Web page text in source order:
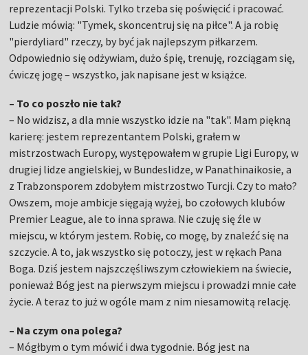
reprezentacji Polski. Tylko trzeba się poświęcić i pracować.
Ludzie mówią: "Tymek, skoncentruj się na piłce". A ja robię
"pierdyliard" rzeczy, by być jak najlepszym piłkarzem.
Odpowiednio się odżywiam, dużo śpię, trenuję, rozciągam się,
ćwiczę jogę – wszystko, jak napisane jest w książce.
– To co poszło nie tak?
– No widzisz, a dla mnie wszystko idzie na "tak". Mam piękną
karierę: jestem reprezentantem Polski, grałem w
mistrzostwach Europy, występowałem w grupie Ligi Europy, w
drugiej lidze angielskiej, w Bundeslidze, w Panathinaikosie, a
z Trabzonsporem zdobyłem mistrzostwo Turcji. Czy to mało?
Owszem, moje ambicje sięgają wyżej, bo czołowych klubów
Premier League, ale to inna sprawa. Nie czuję się źle w
miejscu, w którym jestem. Robię, co mogę, by znaleźć się na
szczycie. A to, jak wszystko się potoczy, jest w rękach Pana
Boga. Dziś jestem najszczęśliwszym człowiekiem na świecie,
ponieważ Bóg jest na pierwszym miejscu i prowadzi mnie całe
życie. A teraz to już w ogóle mam z nim niesamowitą relację.
– Na czym ona polega?
– Mógłbym o tym mówić i dwa tygodnie. Bóg jest na